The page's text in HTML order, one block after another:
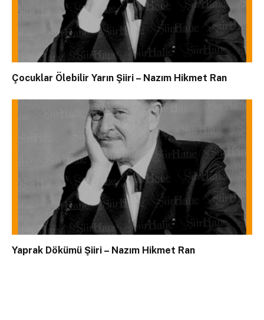
Çocuklar Ölebilir Yarın Şiiri – Nazım Hikmet Ran
Yaprak Dökümü Şiiri – Nazım Hikmet Ran